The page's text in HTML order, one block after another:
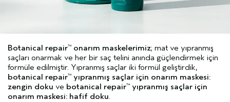
Botanical repair™ onarım maskelerimiz; mat ve yıpranmış
saçları onarmak ve her bir saç telini anında güçlendirmek için
formüle edilmiştir. Yıpranmış saçlar iki formül geliştirdik,
botanical repair™ yıpranmış saçlar için onarım maskesi:
zengin doku ve botanical repair™ yıpranmış saçlar için
onarım maskesi: hafif doku.